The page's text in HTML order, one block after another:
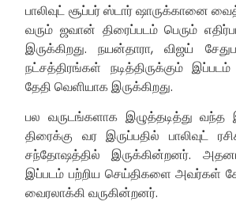
பாலிவுட் சூப்பர் ஸ்டார் ஷாருக்கானை
வரும் ஜவான் திரைப்படம் பெரும்
இருக்கிறது. நயன்தாரா, விஜய்
நட்சத்திரங்கள் நடித்திருக்கும்
தேதி வெளியாக இருக்கிறது.
பல வருடங்களாக இழுத்தடித்து வந்த
திரைக்கு வர இருப்பதில் பாலிவுட்
சந்தோஷத்தில் இருக்கின்றனர்.
இப்படம் பற்றிய செய்திகளை அவர்கள்
வைரலாக்கி வருகின்றனர்.